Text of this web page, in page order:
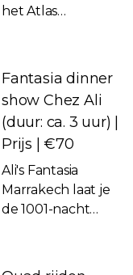
het Atlas
uitzichten.
Eenmaal
aangekomen
word je
ontvangen
voor de
kamelenrit.
Tijdens de rit
Fantasia dinner
show Chez Ali
(duur: ca. 3 uur) |
Prijs | €70
Ali's Fantasia
Marrakech laat je
de 1001-nacht
dinner show van